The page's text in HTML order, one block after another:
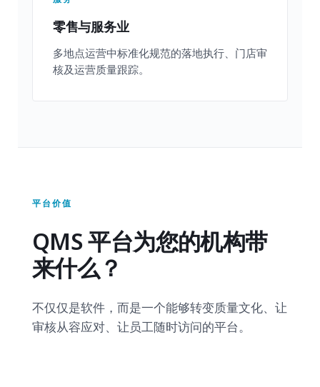
零售与服务业
多地点运营中标准化规范的落地执行、门店审
核及运营质量跟踪。
平台价值
QMS 平台为您的机构带
来什么？
不仅仅是软件，而是一个能够转变质量文化、让
审核从容应对、让员工随时访问的平台。